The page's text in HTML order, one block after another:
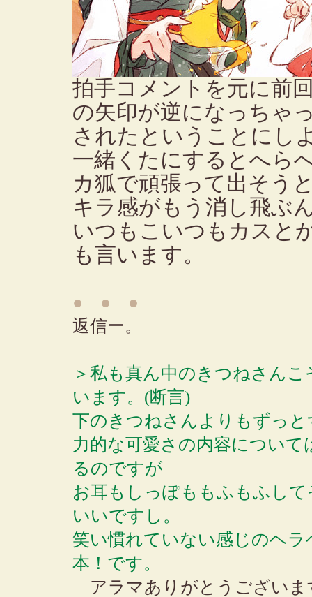
拍手コメントを元に前
の矢印が逆になっちゃ
されたということにし
一緒くたにするとへら
カ狐で頑張って出そう
キラ感がもう消し飛ぶ
いつもこいつもカスと
も言います。
● ● ●
返信ー。
＞私も真ん中のきつねさん
います。(断言)
下のきつねさんよりもずっ
力的な可愛さの内容につい
るのですが
お耳もしっぽももふもふし
いいですし。
笑い慣れていない感じのヘ
本！です。
アラマありがとうございま